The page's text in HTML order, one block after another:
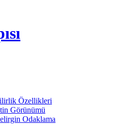
Özellikleri
Görünümü
Odaklama